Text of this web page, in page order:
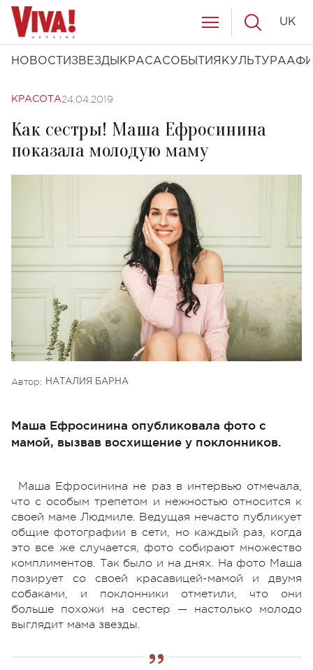
НОВОСТИ ЗВЕЗДЫ КРАСАСОБЫТИЯ КУЛЬТУРА
UK
КРАСОТА24.04.2019
Как сестры! Маша Ефросинина
показала молодую маму
Автор: НАТАЛИЯ БАРНА
Маша Ефросинина опубликовала фото с
мамой, вызвав восхищение у поклонников.
Маша Ефросинина не раз в интервью отмечала,
что с особым трепетом и нежностью относится к
своей маме Людмиле. Ведущая нечасто публикует
общие фотографии в сети, но каждый раз, когда
это все же случается, фото собирают множество
комплиментов. Так было и на днях. На фото Маша
позирует со своей красавицей-мамой и двумя
собаками, и поклонники отметили, что они
больше похожи на сестер — настолько молодо
выглядит мама звезды.